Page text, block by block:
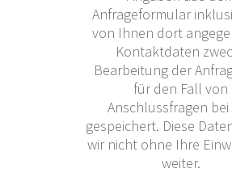
Anfrageformular
von Ihnen dort
Kontaktdaten
Bearbeitung der
für den Fall von
Anschlussfragen bei
gespeichert. Diese
wir nicht ohne Ihre
weiter.